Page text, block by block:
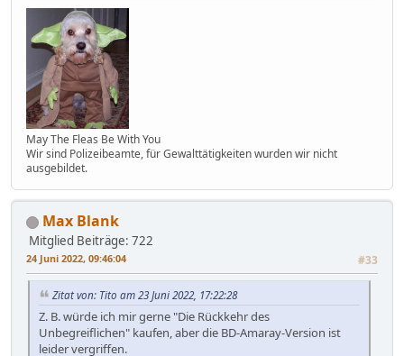
May The Fleas Be With You
Wir sind Polizeibeamte, für Gewalttätigkeiten wurden wir nicht
ausgebildet.
Max Blank
Mitglied Beiträge: 722
24 Juni 2022, 09:46:04 #33
Zitat von: Tito am 23 Juni 2022, 17:22:28
Z. B. würde ich mir gerne "Die Rückkehr des
Unbegreiflichen" kaufen, aber die BD-Amaray-Version ist
leider vergriffen.